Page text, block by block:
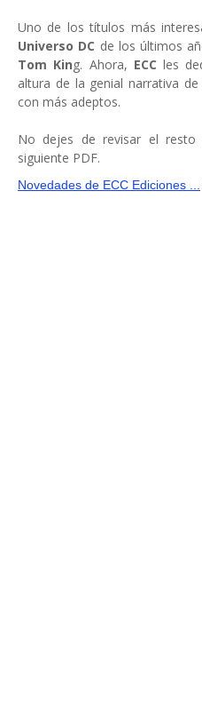
Uno de los títulos más
Universo DC de los últimos
Tom King. Ahora, ECCles
altura de la genial narrativa
con más adeptos.
No dejes de revisar el resto
siguiente PDF.
Novedades de ECC Ediciones ...